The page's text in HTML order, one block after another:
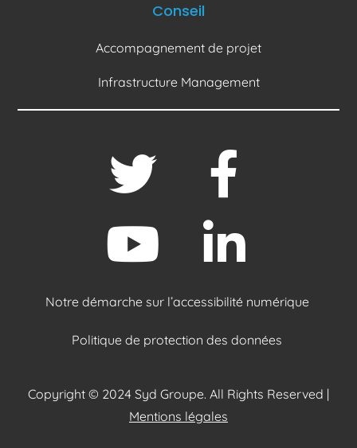
Conseil
Accompagnement de projet
Infrastructure Management
Notre démarche sur l’accessibilité numérique
Politique de protection des données
Copyright © 2024 Syd Groupe. All Rights Reserved |
Mentions légales